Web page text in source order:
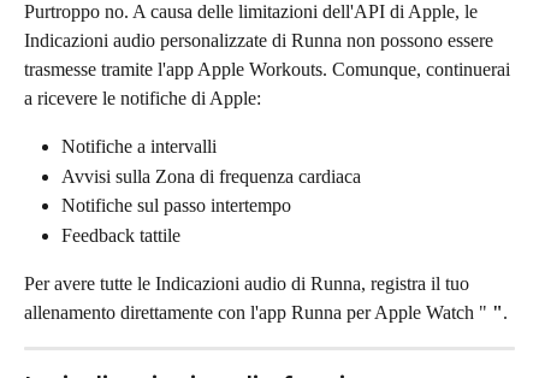
Purtroppo no. A causa delle limitazioni dell'API di Apple, le
Indicazioni audio personalizzate di Runna non possono essere
trasmesse tramite l'app Apple Workouts. Comunque, continuerai
a ricevere le notifiche di Apple:
Notifiche a intervalli
Avvisi sulla Zona di frequenza cardiaca
Notifiche sul passo intertempo
Feedback tattile
Per avere tutte le Indicazioni audio di Runna, registra il tuo
allenamento direttamente con l'app Runna per Apple Watch " ".